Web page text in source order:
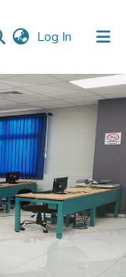
Log In (current)